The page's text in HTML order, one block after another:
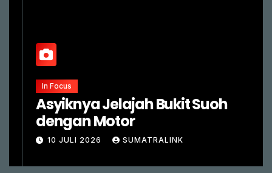
In Focus
Asyiknya Jelajah Bukit Suoh
dengan Motor
10 JULI 2026 SUMATRALINK